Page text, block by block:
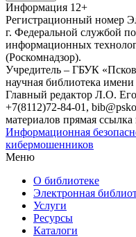
Информация 12+
Регистрационный номер
г. Федеральной службой
информационных
(Роскомнадзор).
Учредитель – ГБУК
научная библиотека
Главный редактор Л.О.
+7(8112)72-84-01,
материалов прямая ссылка
Информационная
кибермошенников
Меню
О библиотеке
Электронная
Услуги
Ресурсы
Каталоги